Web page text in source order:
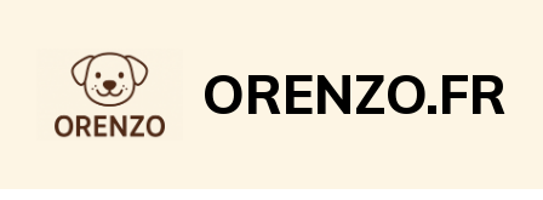
ORENZO.FR